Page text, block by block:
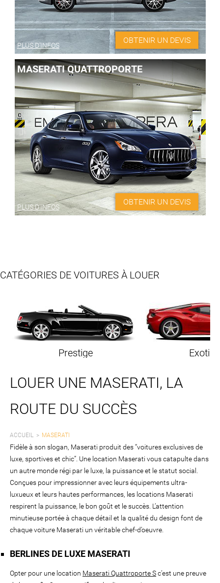
PLUS D'INFOS
OBTENIR UN DEVIS
MASERATI QUATTROPORTE
PLUS D'INFOS
OBTENIR UN DEVIS
CATÉGORIES DE VOITURES À LOUER
Prestige
LOUER UNE MASERATI, LA
ROUTE DU SUCCÈS
ACCUEIL MASERATI
Fidèle à son slogan, Maserati produit des “voitures exclusives de
luxe, sportives et chic”. Une location Maserati vous catapulte dans
un autre monde régi par le luxe, la puissance et le statut social.
Conçues pour impressionner avec leurs équipements ultra-
luxueux et leurs hautes performances, les locations Maserati
respirent la puissance, le bon goût et le succès. L’attention
minutieuse portée à chaque détail et la qualité du design font de
chaque voiture Maserati un véritable chef-d’oeuvre.
BERLINES DE LUXE MASERATI
Opter pour une location Maserati Quattroporte Sc’est une preuve